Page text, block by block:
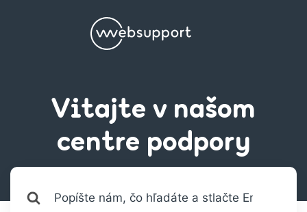
Vitajte v našom
centre podpory
Vyhľadávanie
pre